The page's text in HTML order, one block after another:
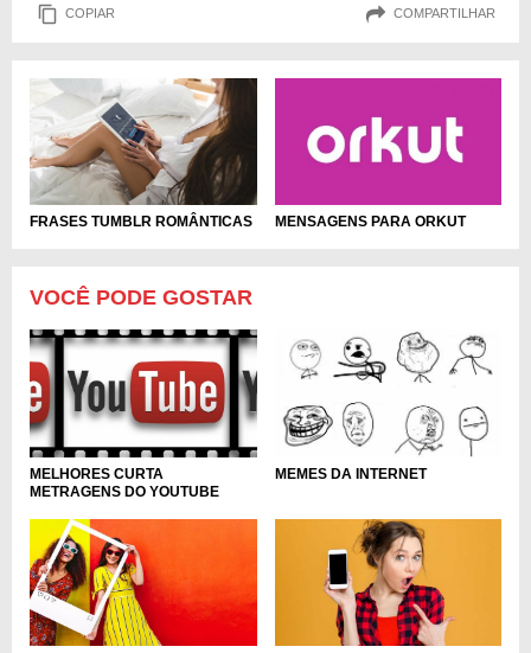
COPIAR COMPARTILHAR
FRASES TUMBLR ROMÂNTICAS MENSAGENS PARA ORKUT
VOCÊ PODE GOSTAR
MELHORES CURTA
METRAGENS DO YOUTUBE
MEMES DA INTERNET